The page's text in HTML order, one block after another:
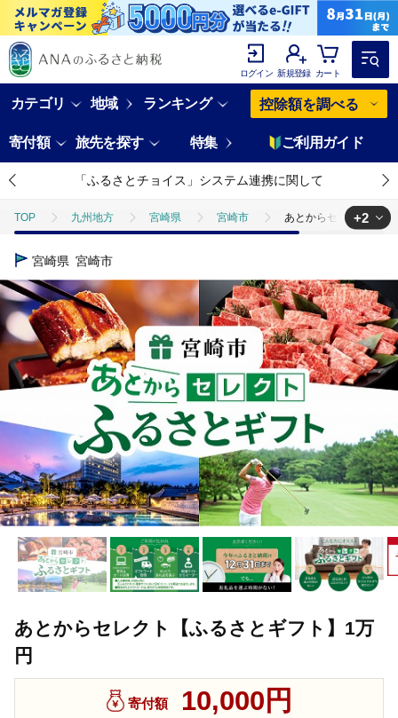
ログイン 新規登録 カート
カテゴリ 地域 ランキング 控除額を調べる
寄付額 旅先を探す 特集 ご利用ガイド
「ふるさとチョイス」システム連携に関して
TOP 九州地方 宮崎県 宮崎市 あとからセレクト【ふ
TOP
TOP 旅行・宿泊・体験 体験チケット その他体験チケット
+2
宮崎県 宮崎市
あとからセレクト【ふるさとギフト】1万
円
寄付額 10,000円